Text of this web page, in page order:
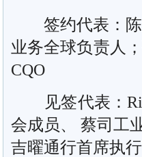
签约代表：陈
业务全球负责人
CQO
见签代表：
会成员、 蔡司工
吉曜通行首席执